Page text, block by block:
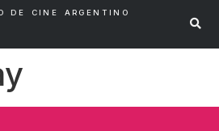
DE CINE ARGENTINO